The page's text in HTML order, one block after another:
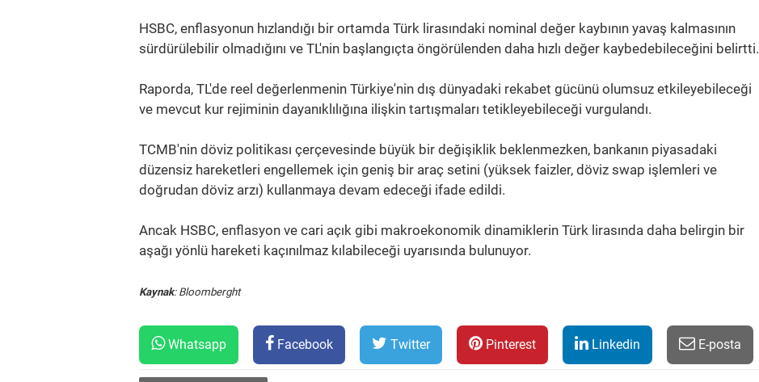
HSBC, enflasyonun hızlandığı bir ortamda Türk lirasındaki nominal değer kaybının yavaş kalmasının
sürdürülebilir olmadığını ve TL'nin başlangıçta öngörülenden daha hızlı değer kaybedebileceğini belirtti.
Raporda, TL'de reel değerlenmenin Türkiye'nin dış dünyadaki rekabet gücünü olumsuz etkileyebileceği
ve mevcut kur rejiminin dayanıklılığına ilişkin tartışmaları tetikleyebileceği vurgulandı.
TCMB'nin döviz politikası çerçevesinde büyük bir değişiklik beklenmezken, bankanın piyasadaki
düzensiz hareketleri engellemek için geniş bir araç setini (yüksek faizler, döviz swap işlemleri ve
doğrudan döviz arzı) kullanmaya devam edeceği ifade edildi.
Ancak HSBC, enflasyon ve cari açık gibi makroekonomik dinamiklerin Türk lirasında daha belirgin bir
aşağı yönlü hareketi kaçınılmaz kılabileceği uyarısında bulunuyor.
Kaynak: Bloomberght
Whatsapp Facebook Twitter Pinterest Linkedin E-posta